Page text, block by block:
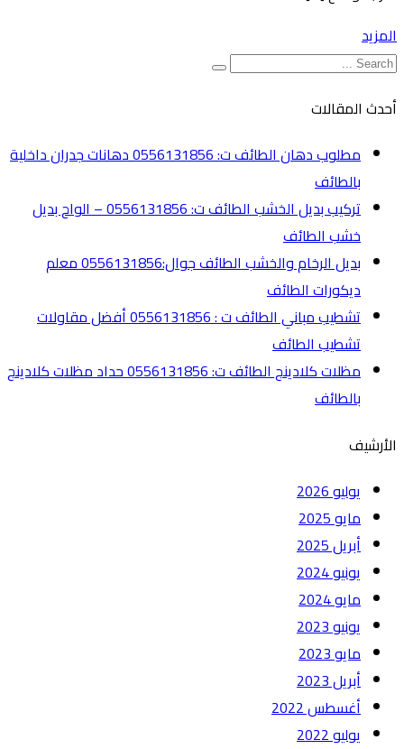
المزيد
أحدث المقالات
مطلوب دهان الطائف ت: 0556131856 دهانات جدران داخلية
بالطائف
تركيب بديل الخشب الطائف ت: 0556131856 – الواح بديل
خشب الطائف
بديل الرخام والخشب الطائف جوال:0556131856 معلم
ديكورات الطائف
تشطيب مباني الطائف ت : 0556131856 أفضل مقاولات
تشطيب الطائف
مظلات كلادينج الطائف ت: 0556131856 حداد مظلات كلادينج
بالطائف
الأرشيف
يوليو 2026
مايو 2025
أبريل 2025
يونيو 2024
مايو 2024
يونيو 2023
مايو 2023
أبريل 2023
أغسطس 2022
يوليو 2022